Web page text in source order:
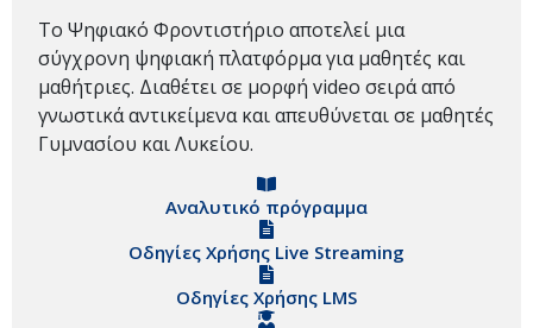
Το Ψηφιακό Φροντιστήριο αποτελεί μια
σύγχρονη ψηφιακή πλατφόρμα για μαθητές και
μαθήτριες. Διαθέτει σε μορφή video σειρά από
γνωστικά αντικείμενα και απευθύνεται σε μαθητές
Γυμνασίου και Λυκείου.
Αναλυτικό πρόγραμμα
Οδηγίες Χρήσης Live Streaming
Οδηγίες Χρήσης LMS